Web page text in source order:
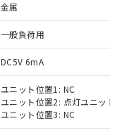
金属
一般負荷用
DC5V 6mA
ユニット位置1: NC
ユニット位置2: 点灯ユニット
ユニット位置3: NC